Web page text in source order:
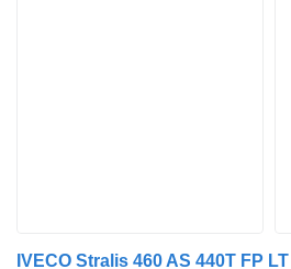
IVECO Stralis 460 AS 440T FP LT